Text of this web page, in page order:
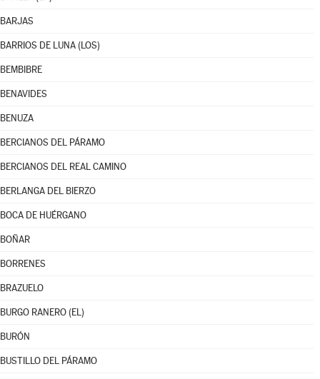
BARJAS
BARRIOS DE LUNA (LOS)
BEMBIBRE
BENAVIDES
BENUZA
BERCIANOS DEL PÁRAMO
BERCIANOS DEL REAL CAMINO
BERLANGA DEL BIERZO
BOCA DE HUÉRGANO
BOÑAR
BORRENES
BRAZUELO
BURGO RANERO (EL)
BURÓN
BUSTILLO DEL PÁRAMO